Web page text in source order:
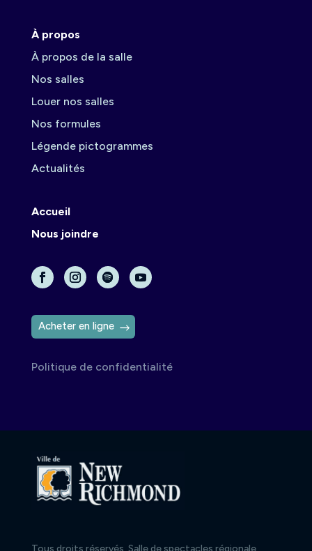
À propos
À propos de la salle
Nos salles
Louer nos salles
Nos formules
Légende pictogrammes
Actualités
Accueil
Nous joindre
Acheter en ligne
Politique de confidentialité
Tous droits réservés, Salle de spectacles régionale